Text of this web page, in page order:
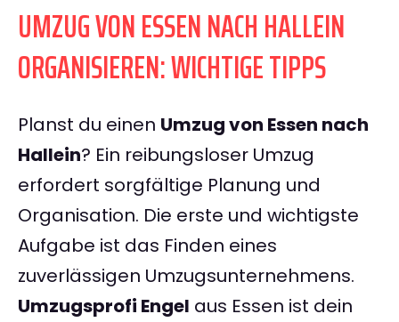
UMZUG VON ESSEN NACH HALLEIN
ORGANISIEREN: WICHTIGE TIPPS
Planst du einen Umzug von Essen nach
Hallein? Ein reibungsloser Umzug
erfordert sorgfältige Planung und
Organisation. Die erste und wichtigste
Aufgabe ist das Finden eines
zuverlässigen Umzugsunternehmens.
Umzugsprofi Engel aus Essen ist dein